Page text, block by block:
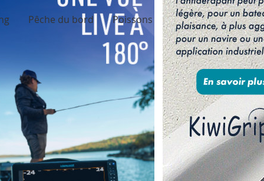
Pêche du bord Poissons